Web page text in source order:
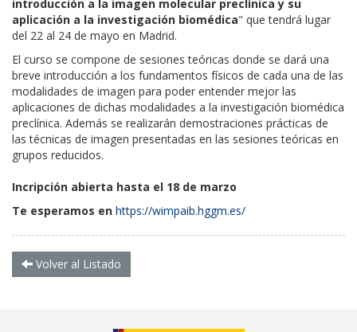
introducción a la imagen molecular preclínica y su
aplicación a la investigación biomédica" que tendrá lugar
del 22 al 24 de mayo en Madrid.
El curso se compone de sesiones teóricas donde se dará una
breve introducción a los fundamentos físicos de cada una de las
modalidades de imagen para poder entender mejor las
aplicaciones de dichas modalidades a la investigación biomédica
preclínica. Además se realizarán demostraciones prácticas de
las técnicas de imagen presentadas en las sesiones teóricas en
grupos reducidos.
Incripción abierta hasta el 18 de marzo
Te esperamos en https://wimpaib.hggm.es/
Volver al Listado